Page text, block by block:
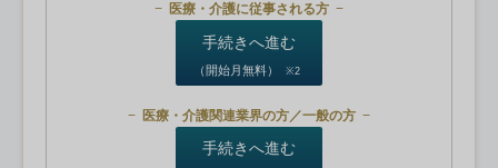
医療・介護に従事される方
手続きへ進む
（開始月無料） ※2
医療・介護関連業界の方／一般の方
手続きへ進む